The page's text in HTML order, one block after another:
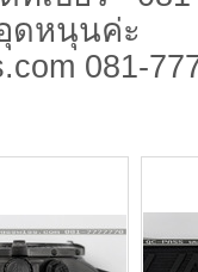
ดหนุนค่ะ
081-